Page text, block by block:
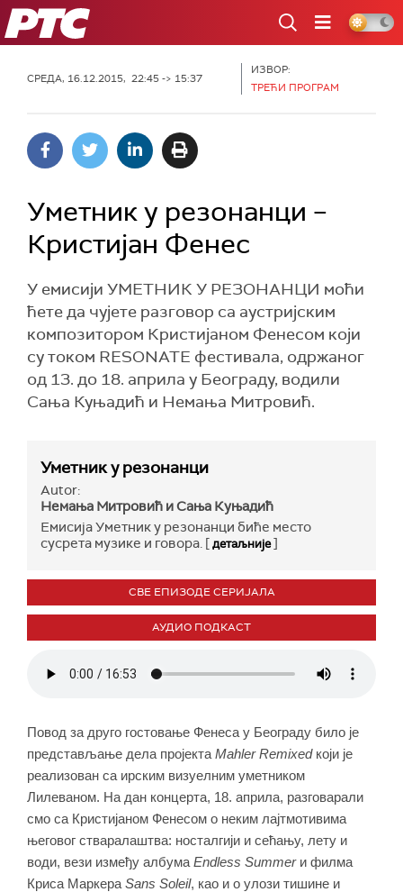
РТС
СРЕДА, 16.12.2015, 22:45 -> 15:37
ИЗВОР:
ТРЕЋИ ПРОГРАМ
Уметник у резонанци –
Кристијан Фенес
У емисији УМЕТНИК У РЕЗОНАНЦИ моћи
ћете да чујете разговор са аустријским
композитором Кристијаном Фенесом који
су током RESONATE фестивала, одржаног
од 13. до 18. априла у Београду, водили
Сања Куњадић и Немања Митровић.
Уметник у резонанци
Autor:
Немања Митровић и Сања Куњадић
Емисија Уметник у резонанци биће место
сусрета музике и говора. [детаљније]
СВЕ ЕПИЗОДЕ СЕРИЈАЛА
АУДИО ПОДКАСТ
Повод за друго гостовање Фенеса у Београду било је
представљање дела пројекта Mahler Remixed који је
реализован са ирским визуелним уметником
Лилеваном. На дан концерта, 18. априла, разговарали
смо са Кристијаном Фенесом о неким лајтмотивима
његовог стваралаштва: носталгији и сећању, лету и
води, вези између албума Endless Summer и филма
Криса Маркера Sans Soleil, као и о улози тишине и